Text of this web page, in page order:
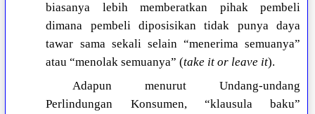
biasanya lebih memberatkan pihak pembeli
dimana pembeli diposisikan tidak punya daya
tawar sama sekali selain “menerima semuanya”
atau “menolak semuanya” (take it or leave it).
Adapun menurut Undang-undang
Perlindungan Konsumen, “klausula baku”